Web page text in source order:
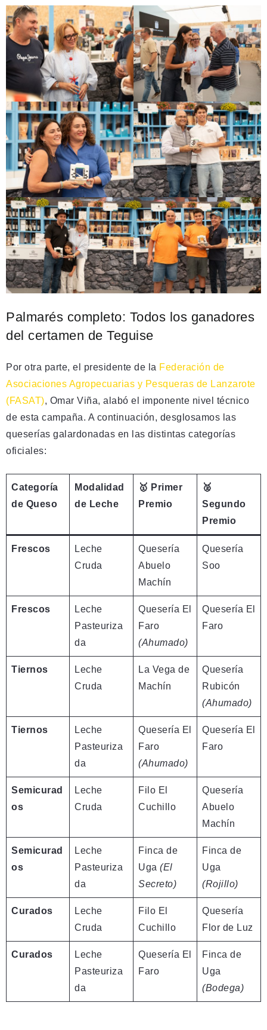
Palmarés completo: Todos los ganadores
del certamen de Teguise
Por otra parte, el presidente de la Federación de
Asociaciones Agropecuarias y Pesqueras de Lanzarote
(FASAT), Omar Viña, alabó el imponente nivel técnico
de esta campaña. A continuación, desglosamos las
queserías galardonadas en las distintas categorías
oficiales:
Categoría
de Queso
Modalidad
de Leche
🥇 Primer
Premio
🥈
Segundo
Premio
Frescos
Leche
Cruda
Quesería
Abuelo
Machín
Quesería
Soo
Frescos
Leche
Pasteuriza
da
Quesería El
Faro
(Ahumado)
Quesería El
Faro
Tiernos
Leche
Cruda
La Vega de
Machín
Quesería
Rubicón
(Ahumado)
Tiernos
Leche
Pasteuriza
da
Quesería El
Faro
(Ahumado)
Quesería El
Faro
Semicurad
os
Leche
Cruda
Filo El
Cuchillo
Quesería
Abuelo
Machín
Semicurad
os
Leche
Pasteuriza
da
Finca de
Uga (El
Secreto)
Finca de
Uga
(Rojillo)
Curados
Leche
Cruda
Filo El
Cuchillo
Quesería
Flor de Luz
Curados
Leche
Pasteuriza
da
Quesería El
Faro
Finca de
Uga
(Bodega)